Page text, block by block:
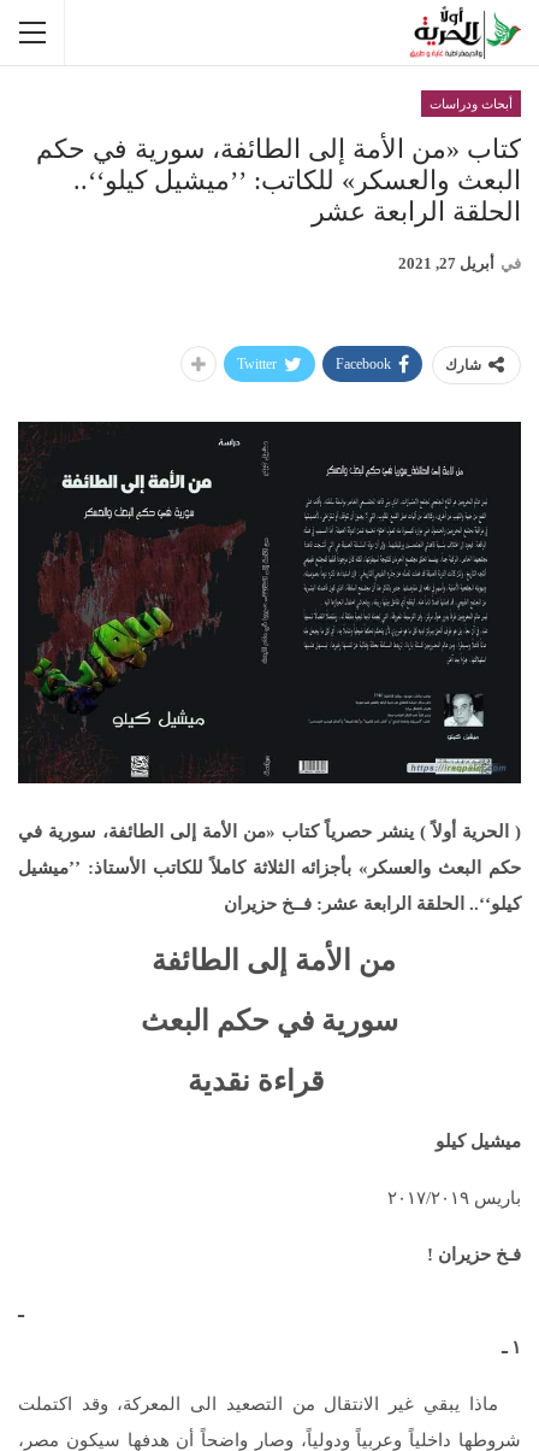
أبحاث ودراسات
كتاب «من الأمة إلى الطائفة، سورية في حكم
البعث والعسكر» للكاتب: ’’ميشيل كيلو‘‘..
الحلقة الرابعة عشر
في أبريل 27, 2021
شارك Facebook
Twitter
( الحرية أولاً ) ينشر حصرياً كتاب «من الأمة إلى الطائفة، سورية في
حكم البعث والعسكر» بأجزائه الثلاثة كاملاً للكاتب الأستاذ: ’’ميشيل
كيلو‘‘.. الحلقة الرابعة عشر: فــخ حزيران
من الأمة إلى الطائفة
سورية في حكم البعث
قراءة نقدية
ميشيل كيلو
باريس ٢٠١٧/٢٠١٩
فـخ حزيران !
ـ
١ ـ
ماذا يبقي غير الانتقال من التصعيد الى المعركة، وقد اكتملت
شروطها داخلياً وعربياً ودولياً، وصار واضحاً أن هدفها سيكون مصر،